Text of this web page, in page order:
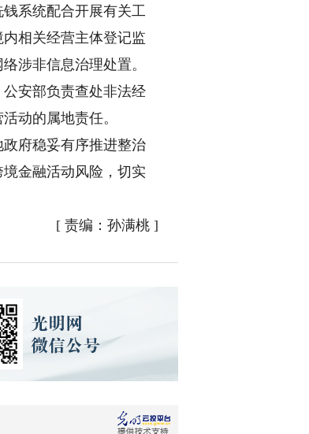
系统配合开展有关工
相关经营主体登记监
涉非信息治理处置。
安部负责查处非法经
动的属地责任。
府稳妥有序推进整治
金融活动风险，切实
[ 责编：孙满桃 ]